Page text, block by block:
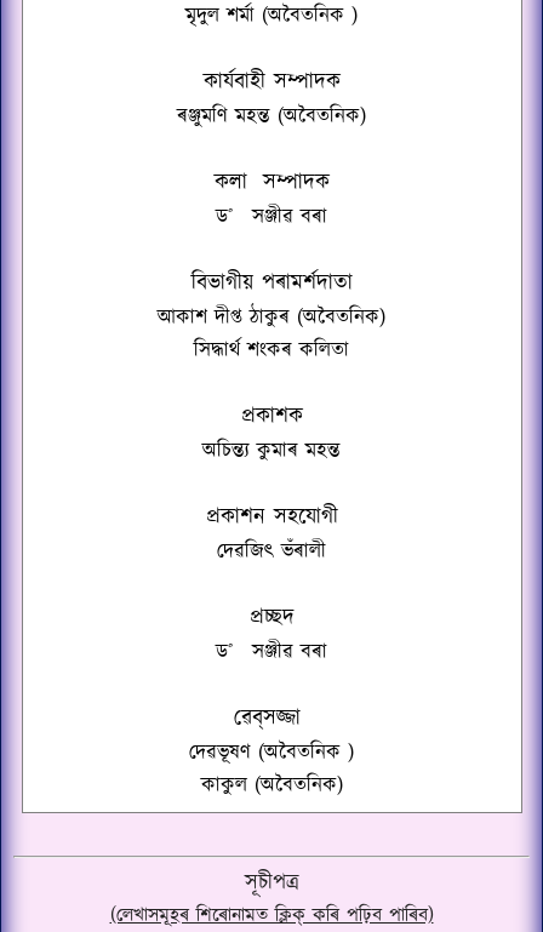
মৃদুল শৰ্মা (অবৈতনিক )
কাৰ্যবাহী সম্পাদক
ৰঞ্জুমণি মহন্ত (অবৈতনিক)
কলা সম্পাদক
ড˚ সঞ্জীৱ বৰা
বিভাগীয় পৰামৰ্শদাতা
আকাশ দীপ্ত ঠাকুৰ (অবৈতনিক)
সিদ্ধাৰ্থ শংকৰ কলিতা
প্ৰকাশক
অচিন্ত্য কুমাৰ মহন্ত
প্ৰকাশন সহযোগী
দেৱজিৎ ভঁৰালী
প্ৰচ্ছদ
ড˚ সঞ্জীৱ বৰা
ৱেব্‌সজ্জা
দেৱভূষণ (অবৈতনিক )
কাকুল (অবৈতনিক)
সূচীপত্ৰ
(লেখাসমূহৰ শিৰোনামত ক্লিক্ কৰি পঢ়িব পাৰিব)